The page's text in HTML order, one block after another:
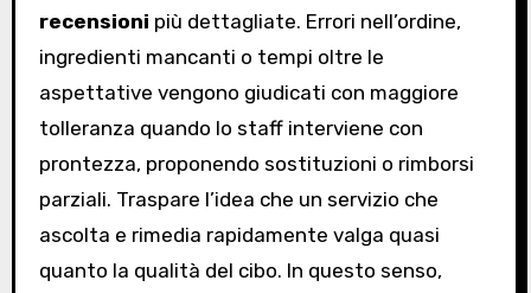
recensioni più dettagliate. Errori nell’ordine,
ingredienti mancanti o tempi oltre le
aspettative vengono giudicati con maggiore
tolleranza quando lo staff interviene con
prontezza, proponendo sostituzioni o rimborsi
parziali. Traspare l’idea che un servizio che
ascolta e rimedia rapidamente valga quasi
quanto la qualità del cibo. In questo senso,